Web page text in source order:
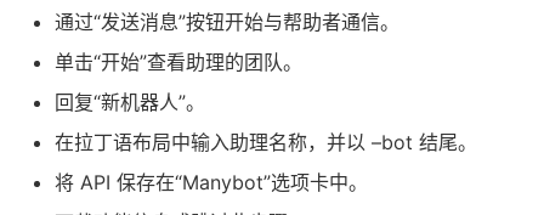
通过“发送消息”按钮开始与帮助者通信。
单击“开始”查看助理的团队。
回复“新机器人”。
在拉丁语布局中输入助理名称，并以 –bot 结尾。
将 API 保存在“Manybot”选项卡中。